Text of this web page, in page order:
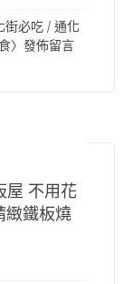
街必吃 / 通化
〉發佈留言
屋 不用花
緻鐵板燒